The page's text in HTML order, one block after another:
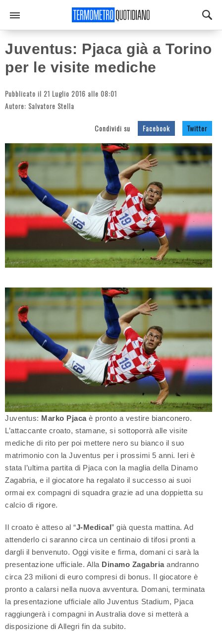
Juventus: Pjaca già a Torino
per le visite mediche
Pubblicato il 21 Luglio 2016 alle 08:01
Autore: Salvatore Stella
Condividi su Facebook Twitter
Juventus: Marko Pjacaè pronto a vestire bianconero.
L’attaccante croato, stamane, si sottoporrà alle visite
mediche di rito per poi mettere nero su bianco il suo
matrimonio con la Juventus per i prossimi 5 anni. Ieri è
stata l’ultima partita di Pjaca con la maglia della Dinamo
Zagabria, e il giocatore ha regalato il successo ai suoi
ormai ex compagni di squadra grazie ad una doppietta su
calcio di rigore.
Il croato è atteso al “J-Medical” già questa mattina. Ad
attenderlo ci saranno circa un centinaio di tifosi pronti a
dargli il benvenuto. Oggi visite e firma, domani ci sarà la
presentazione ufficiale. Alla Dinamo Zagabriaandranno
circa 23 milioni di euro compresi di bonus. Il giocatore è
pronto a calarsi nella nuova avventura. Domani, terminata
la presentazione ufficiale allo Juventus Stadium, Pjaca
raggiungerà i compagni in Australia dove si metterà a
disposizione di Allegri fin da subito.